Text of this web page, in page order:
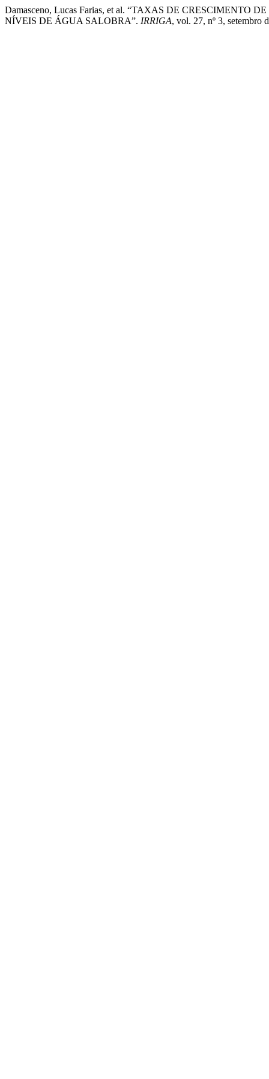
Damasceno, Lucas Farias, et al. “TAXAS DE CRESCIMENTO
NÍVEIS DE ÁGUA SALOBRA”. IRRIGA, vol. 27, nº 3, setembro